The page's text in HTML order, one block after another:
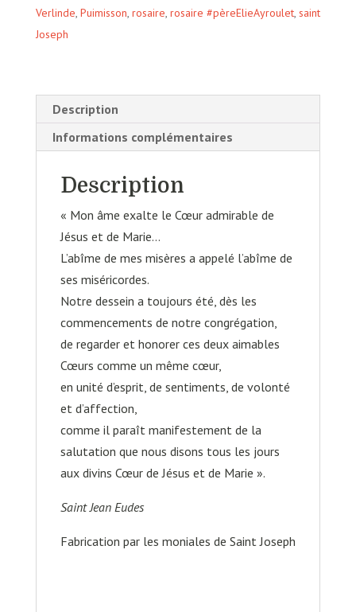
Verlinde, Puimisson, rosaire, rosaire #pèreElieAyroulet, saint
Joseph
Description
Informations complémentaires
Description
« Mon âme exalte le Cœur admirable de
Jésus et de Marie…
L’abîme de mes misères a appelé l’abîme de
ses miséricordes.
Notre dessein a toujours été, dès les
commencements de notre congrégation,
de regarder et honorer ces deux aimables
Cœurs comme un même cœur,
en unité d’esprit, de sentiments, de volonté
et d’affection,
comme il paraît manifestement de la
salutation que nous disons tous les jours
aux divins Cœur de Jésus et de Marie ».
Saint Jean Eudes
Fabrication par les moniales de Saint Joseph